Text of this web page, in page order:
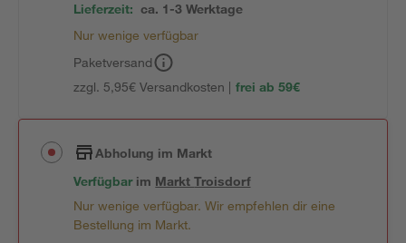
Lieferzeit: ca. 1-3 Werktage
Nur wenige verfügbar
Paketversand
zzgl. 5,95€ Versandkosten | frei ab 59€
Abholung im Markt
Verfügbar im MarktTroisdorf
Nur wenige verfügbar. Wir empfehlen dir eine
Bestellung im Markt.